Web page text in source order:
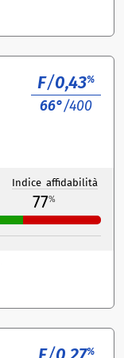
F/0,43%
66°/400
Indice affidabilità
77%
%